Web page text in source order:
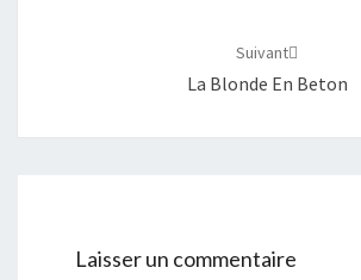
Suivant
La Blonde En Beton
Laisser un commentaire